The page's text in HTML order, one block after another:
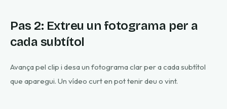
Pas 2: Extreu un fotograma per a
cada subtítol
Avança pel clip i desa un fotograma clar per a cada subtítol
que aparegui. Un vídeo curt en pot tenir deu o vint.